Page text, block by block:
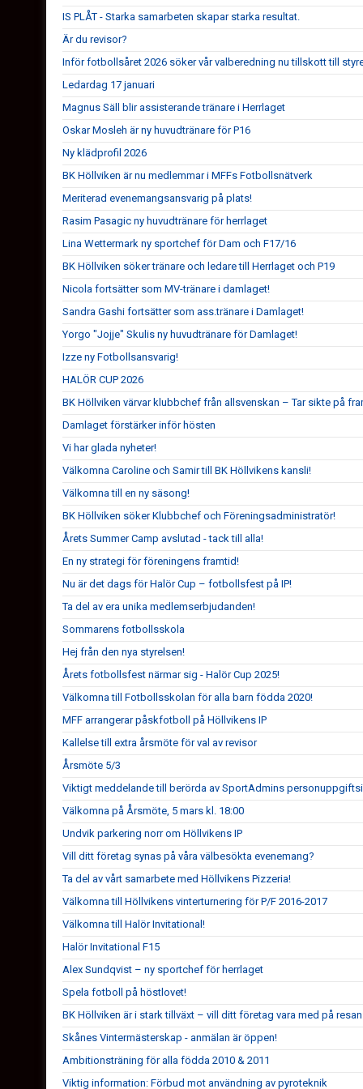
IS PLÅT - Starka samarbeten skapar starka resultat.
Är du revisor?
Inför fotbollsåret 2026 söker vår valberedning nu tillskott till
Ledardag 17 januari
Magnus Säll blir assisterande tränare i Herrlaget
Oskar Mosleh är ny huvudtränare för P16
Ny klädprofil 2026
BK Höllviken är nu medlemmar i MFFs Fotbollsnätverk
Meriterad evenemangsansvarig på plats!
Rasim Pasagic ny huvudtränare för herrlaget
Lina Wettermark ny sportchef för Dam och F17/16
BK Höllviken söker tränare och ledare till Herrlaget och P19
Nicola fortsätter som MV-tränare i damlaget!
Sandra Gashi fortsätter som ass.tränare i Damlaget!
Yorgo "Jojje" Skulis ny huvudtränare för Damlaget!
Izze ny Fotbollsansvarig!
HALÖR CUP 2026
BK Höllviken värvar klubbchef från allsvenskan – Tar sikte på
Damlaget förstärker inför hösten
Vi har glada nyheter!
Välkomna Caroline och Samir till BK Höllvikens kansli!
Välkomna till en ny säsong!
BK Höllviken söker Klubbchef och Föreningsadministratör!
Årets Summer Camp avslutad - tack till alla!
En ny strategi för föreningens framtid!
Nu är det dags för Halör Cup – fotbollsfest på IP!
Ta del av era unika medlemserbjudanden!
Sommarens fotbollsskola
Hej från den nya styrelsen!
Årets fotbollsfest närmar sig - Halör Cup 2025!
Välkomna till Fotbollsskolan för alla barn födda 2020!
MFF arrangerar påskfotboll på Höllvikens IP
Kallelse till extra årsmöte för val av revisor
Årsmöte 5/3
Viktigt meddelande till berörda av SportAdmins
Välkomna på Årsmöte, 5 mars kl. 18:00
Undvik parkering norr om Höllvikens IP
Vill ditt företag synas på våra välbesökta evenemang?
Ta del av vårt samarbete med Höllvikens Pizzeria!
Välkomna till Höllvikens vinterturnering för P/F 2016-2017
Välkomna till Halör Invitational!
Halör Invitational F15
Alex Sundqvist – ny sportchef för herrlaget
Spela fotboll på höstlovet!
BK Höllviken är i stark tillväxt – vill ditt företag vara med på
Skånes Vintermästerskap - anmälan är öppen!
Ambitionsträning för alla födda 2010 & 2011
Viktig information: Förbud mot användning av pyroteknik